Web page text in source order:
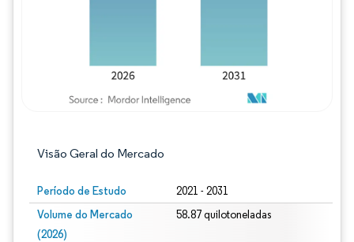
Visão Geral do Mercado
Período de Estudo 2021 - 2031
Volume do Mercado
(2026)
58.87 quilotoneladas